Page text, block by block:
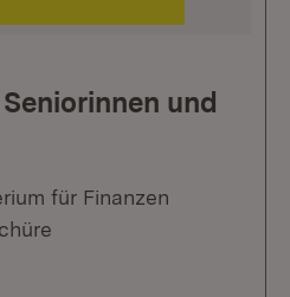
und
für Finanzen